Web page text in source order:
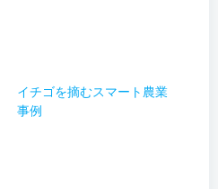
イチゴを摘むスマート農業
事例